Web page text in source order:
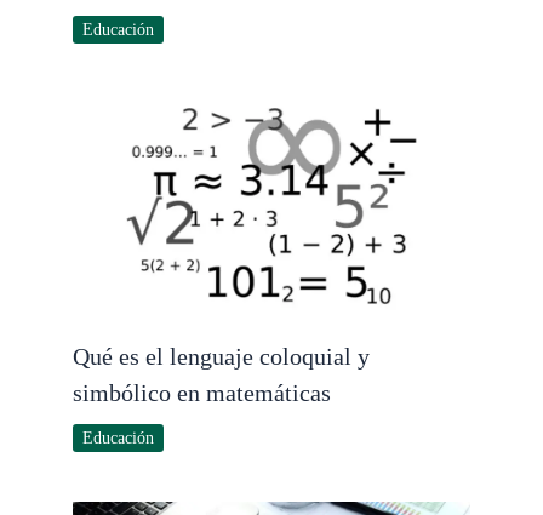
Educación
Qué es el lenguaje coloquial y
simbólico en matemáticas
Educación